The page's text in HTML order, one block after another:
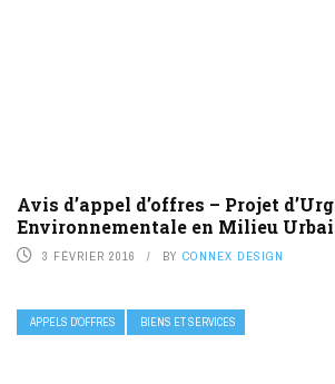
Avis d’appel d’offres – Projet
Environnementale en Milieu
3 FÉVRIER 2016 BY CONNEX DESIGN
APPELS D’OFFRES BIENS ET SERVICES